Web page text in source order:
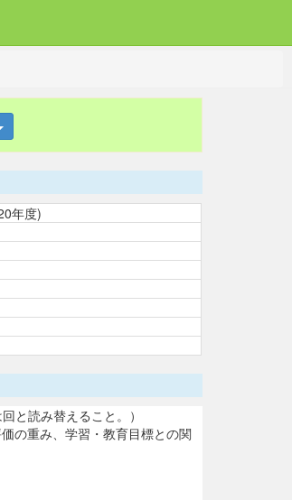
年度)
と読み替えること。）
の重み、学習・教育目標との関